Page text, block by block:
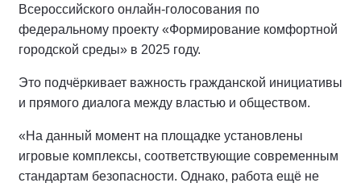
Всероссийского онлайн-голосования по
федеральному проекту «Формирование комфортной
городской среды» в 2025 году.
Это подчёркивает важность гражданской инициативы
и прямого диалога между властью и обществом.
«На данный момент на площадке установлены
игровые комплексы, соответствующие современным
стандартам безопасности. Однако, работа ещё не